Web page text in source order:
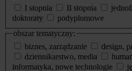
I stopnia
II stopnia
doktoraty
podyplomowe
obszar tematyczny:
biznes, zarządzanie
design,
dziennikarstwo, media
informatyka, nowe technologie